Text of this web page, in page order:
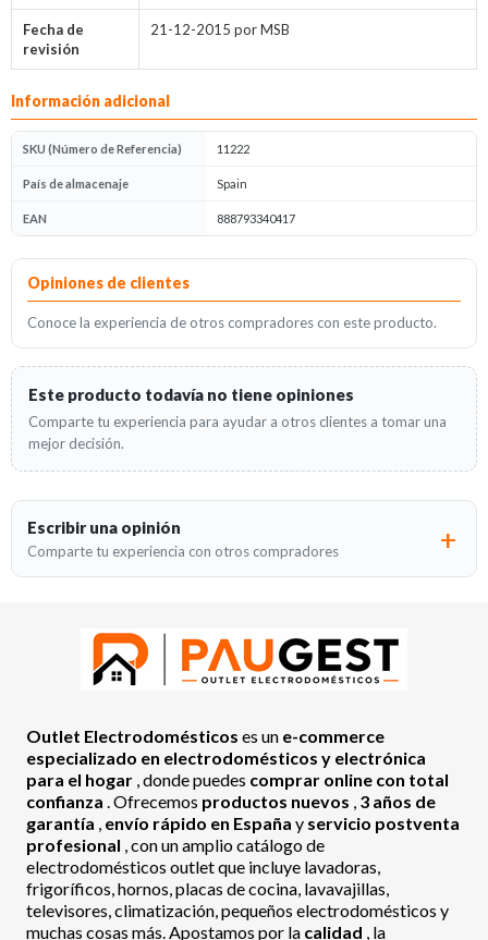
Fecha de
revisión
21-12-2015 por MSB
Información adicional
SKU (Número de Referencia) 11222
País de almacenaje Spain
EAN 888793340417
Opiniones
Opiniones de clientes
Conoce la experiencia de otros compradores con este producto.
Este producto todavía no tiene opiniones
Comparte tu experiencia para ayudar a otros clientes a tomar una
mejor decisión.
Escribir una opinión
Comparte tu experiencia con otros compradores
Outlet Electrodomésticos es un e-commerce
especializado en electrodomésticos y electrónica
para el hogar , donde puedes comprar online con total
confianza . Ofrecemos productos nuevos , 3 años de
garantía , envío rápido en España y servicio postventa
profesional , con un amplio catálogo de
electrodomésticos outlet que incluye lavadoras,
frigoríficos, hornos, placas de cocina, lavavajillas,
televisores, climatización, pequeños electrodomésticos y
muchas cosas más. Apostamos por la calidad , la